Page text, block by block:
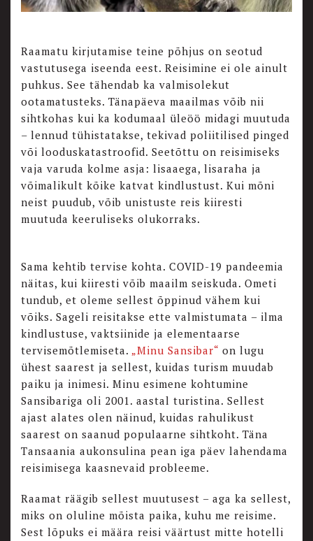
Raamatu kirjutamise teine põhjus on seotud
vastutusega iseenda eest. Reisimine ei ole ainult
puhkus. See tähendab ka valmisolekut
ootamatusteks. Tänapäeva maailmas võib nii
sihtkohas kui ka kodumaal üleöö midagi muutuda
– lennud tühistatakse, tekivad poliitilised pinged
või looduskatastroofid. Seetõttu on reisimiseks
vaja varuda kolme asja: lisaaega, lisaraha ja
võimalikult kõike katvat kindlustust. Kui mõni
neist puudub, võib unistuste reis kiiresti
muutuda keeruliseks olukorraks.
Sama kehtib tervise kohta. COVID-19 pandeemia
näitas, kui kiiresti võib maailm seiskuda. Ometi
tundub, et oleme sellest õppinud vähem kui
võiks. Sageli reisitakse ette valmistumata – ilma
kindlustuse, vaktsiinide ja elementaarse
tervisemõtlemiseta. „Minu Sansibar“ on lugu
ühest saarest ja sellest, kuidas turism muudab
paiku ja inimesi. Minu esimene kohtumine
Sansibariga oli 2001. aastal turistina. Sellest
ajast alates olen näinud, kuidas rahulikust
saarest on saanud populaarne sihtkoht. Täna
Tansaania aukonsulina pean iga päev lahendama
reisimisega kaasnevaid probleeme.
Raamat räägib sellest muutusest – aga ka sellest,
miks on oluline mõista paika, kuhu me reisime.
Sest lõpuks ei määra reisi väärtust mitte hotelli